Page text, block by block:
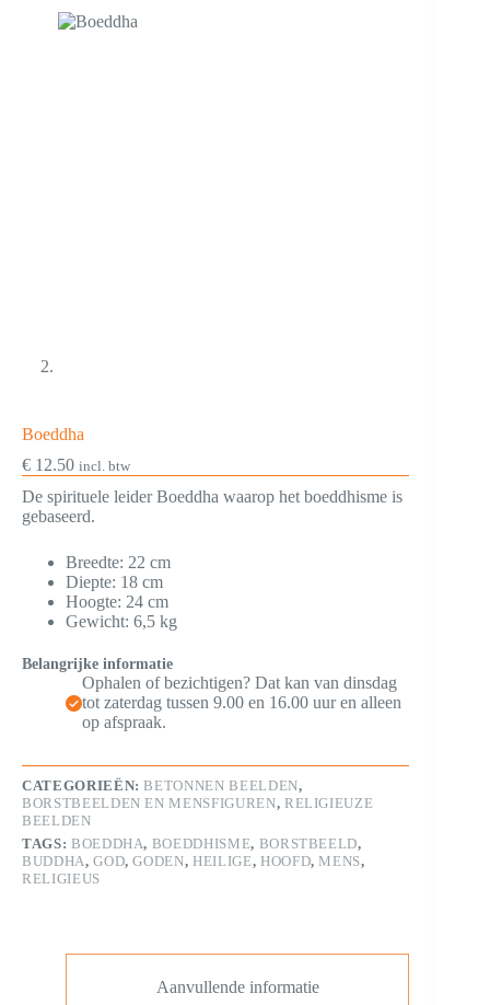
Boeddha
€ 12.50 incl. btw
De spirituele leider Boeddha waarop het boeddhisme is
gebaseerd.
Breedte: 22 cm
Diepte: 18 cm
Hoogte: 24 cm
Gewicht: 6,5 kg
Belangrijke informatie
Ophalen of bezichtigen? Dat kan van dinsdag
tot zaterdag tussen 9.00 en 16.00 uur en alleen
op afspraak.
CATEGORIEËN:BETONNEN BEELDEN,
BORSTBEELDEN EN MENSFIGUREN, RELIGIEUZE
BEELDEN
TAGS: BOEDDHA, BOEDDHISME, BORSTBEELD,
BUDDHA,GOD,GODEN,HEILIGE, HOOFD,MENS,
RELIGIEUS
Aanvullende informatie